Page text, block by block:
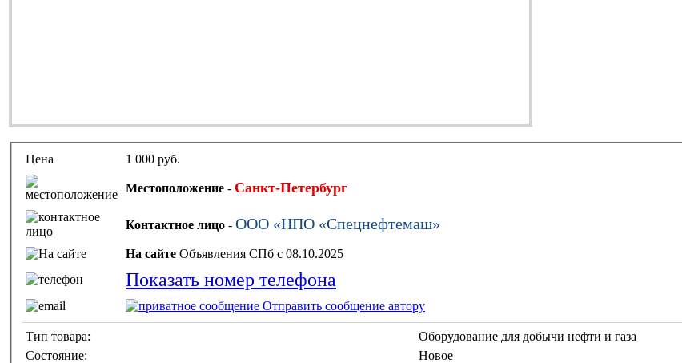
Цена 1 000 руб.
Местоположение - Санкт-Петербург
Контактное лицо - ООО «НПО «Спецнефтемаш»
На сайте Объявления СПб с 08.10.2025
Показать номер телефона
Отправить сообщение автору
Тип товара:
Оборудование для добычи нефти и газа
Состояние:
Новое